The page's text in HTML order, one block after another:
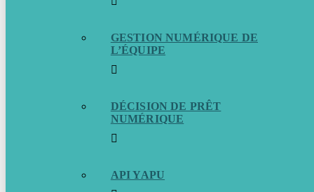
GESTION NUMÉRIQUE DE
L’ÉQUIPE
DÉCISION DE PRÊT
NUMÉRIQUE
API YAPU